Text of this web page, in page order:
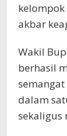
akbar
Wakil
berhasil
dalam
sekaligus